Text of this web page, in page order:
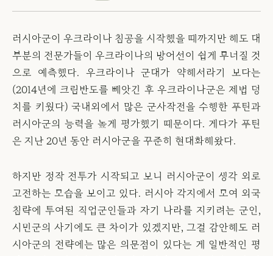
러시아군이 우크라이나 침공을 시작했을 때까지만 해도 대
부분의 전문가들이 우크라이나의 방어선이 쉽게 무너질 것
으로 예측했다. 우크라이나 군대가 약해서라기 보다는
(2014년에 크림반도를 빼앗긴 후 우크라이나군은 제법 덩
치를 키웠다) 국내외에서 많은 군사작전을 수행한 푸틴과
러시아군의 능력을 높게 평가했기 때문이다. 게다가 푸틴
은 지난 20년 동안 러시아군을 꾸준히 현대화해왔다.
하지만 정작 전투가 시작되고 보니 러시아군이 생각 외로
고전하는 모습을 보이고 있다. 러시아 각지에서 모여 외국
침략에 투여된 직업군인들과 자기 나라를 지키려는 군인,
시민군의 사기에도 큰 차이가 있겠지만, 그걸 감안해도 러
시아군의 전략에는 많은 의문점이 있다는 게 일반적인 평